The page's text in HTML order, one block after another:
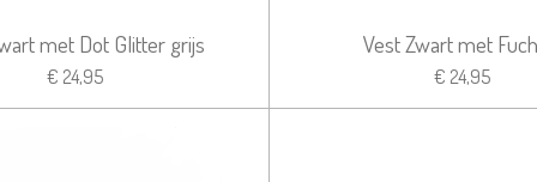
met Dot Glitter grijs
€ 24,95
Vest Zwart met
€ 24,95